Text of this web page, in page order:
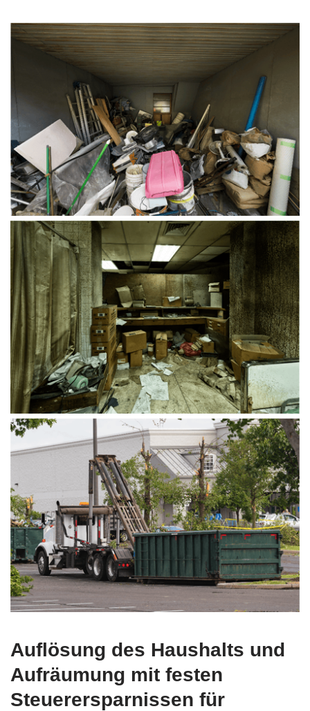
Auflösung des Haushalts und
Aufräumung mit festen
Steuerersparnissen für